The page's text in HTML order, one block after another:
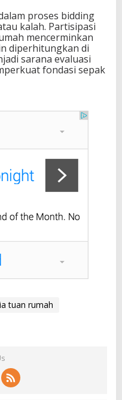
proses bidding
kalah. Partisipasi
mencerminkan
diperhitungkan di
sarana evaluasi
fondasi sepak
tuan rumah